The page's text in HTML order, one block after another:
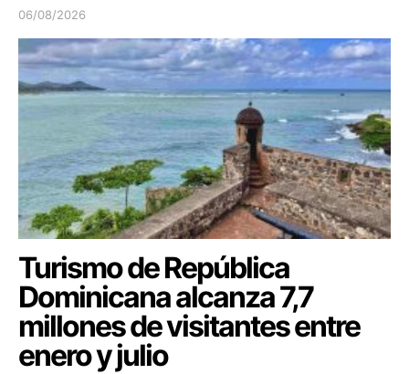
06/08/2026
Turismo de República
Dominicana alcanza 7,7
millones de visitantes entre
enero y julio